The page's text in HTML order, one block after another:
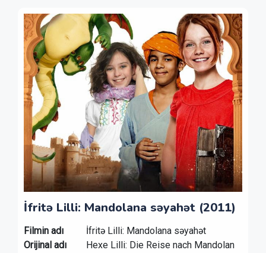
İfritə Lilli: Mandolana səyahət (2011)
Filmin adı
İfritə Lilli: Mandolana səyahət
Orijinal adı
Hexe Lilli: Die Reise nach Mandolan